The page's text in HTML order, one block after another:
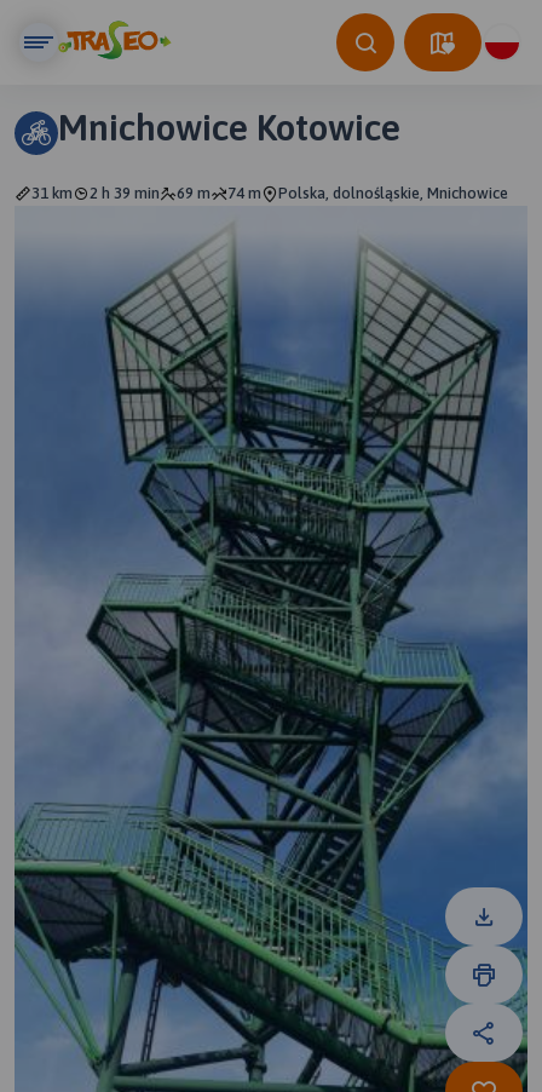
Mnichowice Kotowice
31 km 2 h 39 min 69 m 74 m Polska, dolnośląskie, Mnichowice